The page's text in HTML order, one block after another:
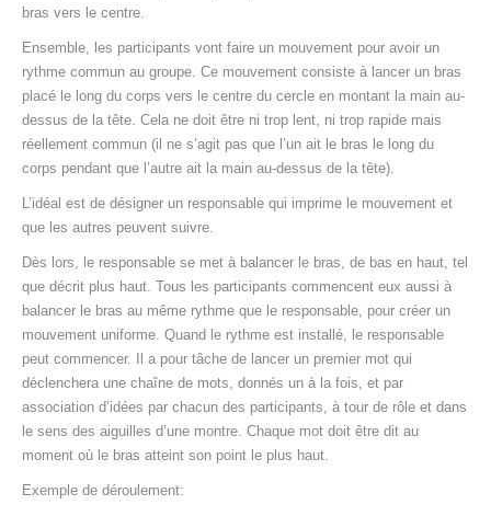
bras vers le centre.
Ensemble, les participants vont faire un mouvement pour avoir un
rythme commun au groupe. Ce mouvement consiste à lancer un bras
placé le long du corps vers le centre du cercle en montant la main au-
dessus de la tête. Cela ne doit être ni trop lent, ni trop rapide mais
réellement commun (il ne s’agit pas que l’un ait le bras le long du
corps pendant que l’autre ait la main au-dessus de la tête).
L’idéal est de désigner un responsable qui imprime le mouvement et
que les autres peuvent suivre.
Dès lors, le responsable se met à balancer le bras, de bas en haut, tel
que décrit plus haut. Tous les participants commencent eux aussi à
balancer le bras au même rythme que le responsable, pour créer un
mouvement uniforme. Quand le rythme est installé, le responsable
peut commencer. Il a pour tâche de lancer un premier mot qui
déclenchera une chaîne de mots, donnés un à la fois, et par
association d’idées par chacun des participants, à tour de rôle et dans
le sens des aiguilles d’une montre. Chaque mot doit être dit au
moment où le bras atteint son point le plus haut.
Exemple de déroulement: